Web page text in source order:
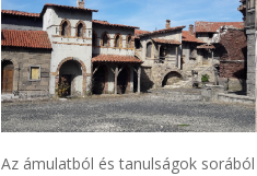
Az ámulatból és tanulságok